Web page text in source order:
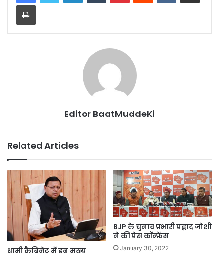
Print
Editor BaatMuddeKi
Related Articles
धामी कैबिनेट में इन मुख्य
BJP के चुनाव प्रभारी प्रह्लाद जोशी
ने की प्रेस कॉन्फ्रेंस
January 30, 2022